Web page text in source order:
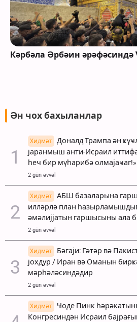
Кәрбәла Әрбәин әрәфәсиндә
Ән чох бахыланлар
Хидмәт
Доналд Трампа ән
јаранмыш анти-Исраил
һеч бир мүһарибә олмајаҹаг!»
2 gün əvvəl
Хидмәт
АБШ базаларына
илләрлә план
әмәлијјатын гаршысыны ала
2 gün əvvəl
Хидмәт
Бәгаји: Гәтәр вә
јохдур / Иран вә Оманын
мәрһәләсиндәдир
2 gün əvvəl
Хидмәт
Ҹоде Пинк
Конгресиндән Исраил